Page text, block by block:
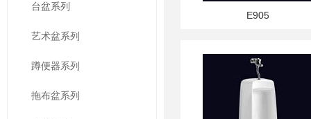
台盆系列
艺术盆系列
蹲便器系列
拖布盆系列
E905